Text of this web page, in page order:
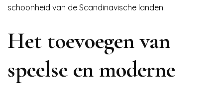
schoonheid van de Scandinavische landen.
Het toevoegen van
speelse en moderne